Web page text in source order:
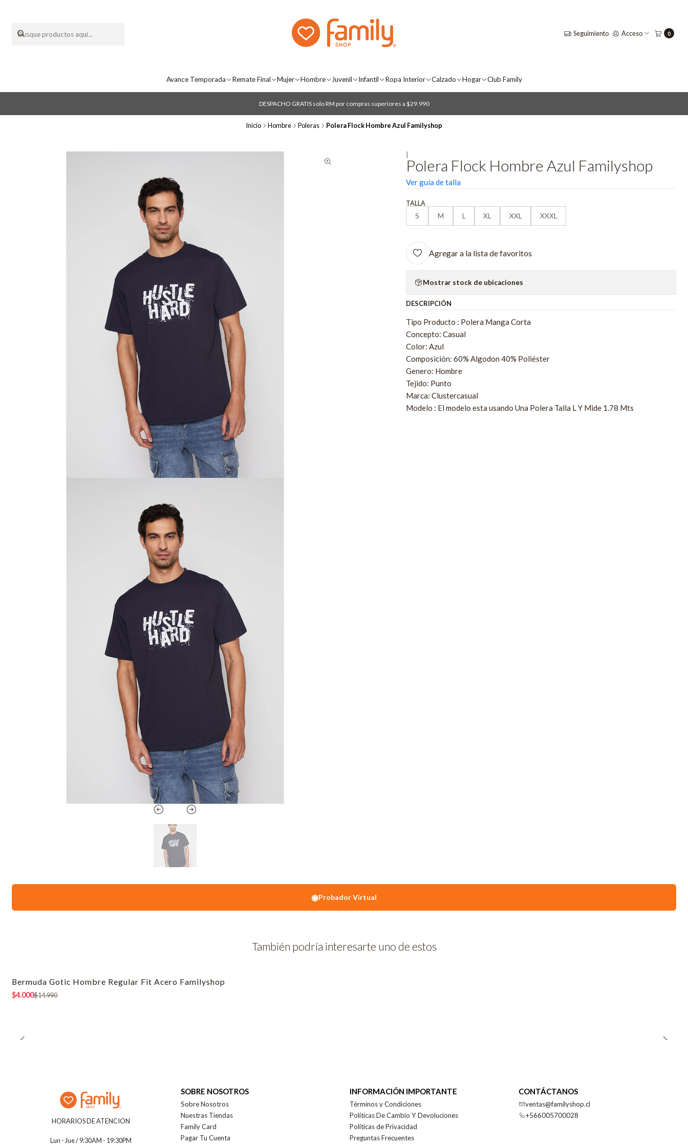
Seguimiento Acceso 0
Avance Temporada Remate Final Mujer Hombre Juvenil Infantil Ropa Interior Calzado Hogar Club Family
DESPACHO GRATIS solo RM por compras superiores a $29.990
Inicio Hombre Poleras Polera Flock Hombre Azul Familyshop
Polera Flock Hombre Azul Familyshop
Ver guía de talla
TALLA
S
M L XL XXL XXXL
Agregar a la lista de favoritos
Mostrar stock de ubicaciones
DESCRIPCIÓN
Tipo Producto : Polera Manga Corta
Concepto: Casual
Color: Azul
Composición: 60% Algodon 40% Poliéster
Genero: Hombre
Tejido: Punto
Marca: Clustercasual
Modelo : El modelo esta usando Una Polera Talla L Y Mide 1.78 Mts
◉Probador Virtual
También podría interesarte uno de estos
-73% OFF
Bermuda Gotic Hombre Regular Fit Acero Familyshop
$4.000$14.990
HORARIOS DE ATENCION
Lun - Jue / 9:30AM - 19:30PM
SOBRE NOSOTROS
Sobre Nosotros
Nuestras Tiendas
Family Card
Pagar Tu Cuenta
INFORMACIÓN IMPORTANTE
Términos y Condiciones
Políticas De Cambio Y Devoluciones
Políticas de Privacidad
Preguntas Frecuentes
CONTÁCTANOS
ventas@familyshop.cl
+566005700028